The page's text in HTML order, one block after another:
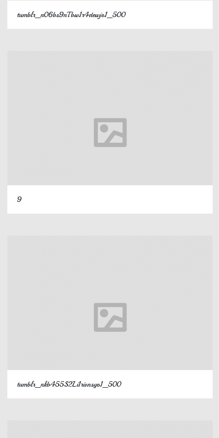
tumblr_n06bs9nTbw1r4dewjo1_500
9
tumblr_nkb455S2Li1rivnsyo1_500